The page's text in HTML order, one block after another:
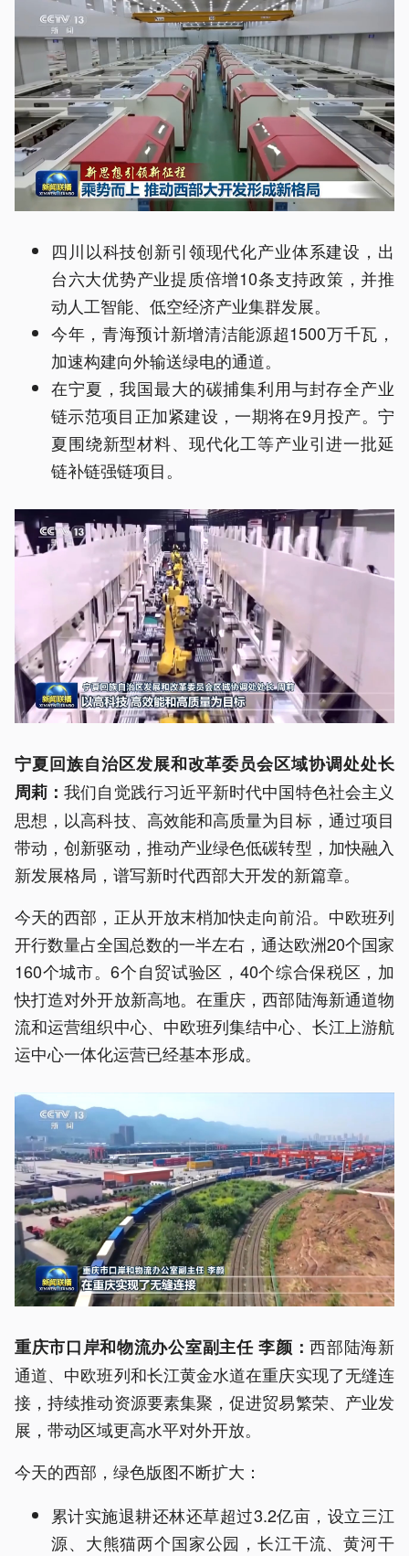
四川以科技创新引领现代化产业体系建设，出
台六大优势产业提质倍增10条支持政策，并推
动人工智能、低空经济产业集群发展。
今年，青海预计新增清洁能源超1500万千瓦，
加速构建向外输送绿电的通道。
在宁夏，我国最大的碳捕集利用与封存全产业
链示范项目正加紧建设，一期将在9月投产。宁
夏围绕新型材料、现代化工等产业引进一批延
链补链强链项目。
宁夏回族自治区发展和改革委员会区域协调处处长
周莉：我们自觉践行习近平新时代中国特色社会主义
思想，以高科技、高效能和高质量为目标，通过项目
带动，创新驱动，推动产业绿色低碳转型，加快融入
新发展格局，谱写新时代西部大开发的新篇章。
今天的西部，正从开放末梢加快走向前沿。中欧班列
开行数量占全国总数的一半左右，通达欧洲20个国家
160个城市。6个自贸试验区，40个综合保税区，加
快打造对外开放新高地。在重庆，西部陆海新通道物
流和运营组织中心、中欧班列集结中心、长江上游航
运中心一体化运营已经基本形成。
重庆市口岸和物流办公室副主任 李颜 ：西部陆海新
通道、中欧班列和长江黄金水道在重庆实现了无缝连
接，持续推动资源要素集聚，促进贸易繁荣、产业发
展，带动区域更高水平对外开放。
今天的西部，绿色版图不断扩大：
累计实施退耕还林还草超过3.2亿亩，设立三江
源、大熊猫两个国家公园，长江干流、黄河干